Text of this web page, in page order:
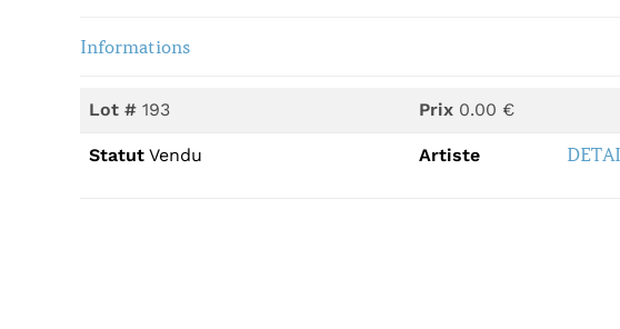
Informations
Lot # 193 Prix 0.00 €
Statut Vendu Artiste